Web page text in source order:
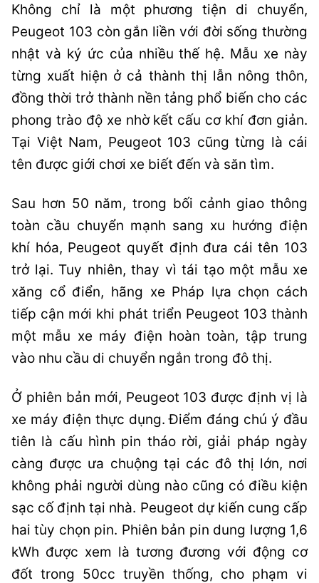
Không chỉ là một phương tiện di chuyển,
Peugeot 103 còn gắn liền với đời sống thường
nhật và ký ức của nhiều thế hệ. Mẫu xe này
từng xuất hiện ở cả thành thị lẫn nông thôn,
đồng thời trở thành nền tảng phổ biến cho các
phong trào độ xe nhờ kết cấu cơ khí đơn giản.
Tại Việt Nam, Peugeot 103 cũng từng là cái
tên được giới chơi xe biết đến và săn tìm.
Sau hơn 50 năm, trong bối cảnh giao thông
toàn cầu chuyển mạnh sang xu hướng điện
khí hóa, Peugeot quyết định đưa cái tên 103
trở lại. Tuy nhiên, thay vì tái tạo một mẫu xe
xăng cổ điển, hãng xe Pháp lựa chọn cách
tiếp cận mới khi phát triển Peugeot 103 thành
một mẫu xe máy điện hoàn toàn, tập trung
vào nhu cầu di chuyển ngắn trong đô thị.
Ở phiên bản mới, Peugeot 103 được định vị là
xe máy điện thực dụng. Điểm đáng chú ý đầu
tiên là cấu hình pin tháo rời, giải pháp ngày
càng được ưa chuộng tại các đô thị lớn, nơi
không phải người dùng nào cũng có điều kiện
sạc cố định tại nhà. Peugeot dự kiến cung cấp
hai tùy chọn pin. Phiên bản pin dung lượng 1,6
kWh được xem là tương đương với động cơ
đốt trong 50cc truyền thống, cho phạm vi